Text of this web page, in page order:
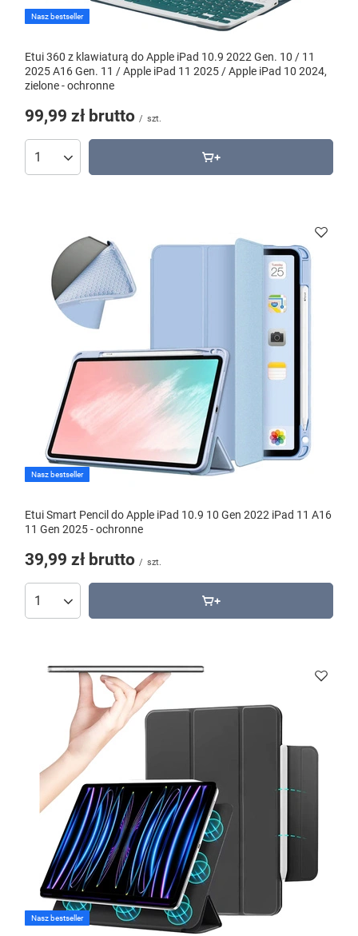
Nasz bestseller
Etui 360 z klawiaturą do Apple iPad 10.9 2022 Gen. 10 / 11
2025 A16 Gen. 11 / Apple iPad 11 2025 / Apple iPad 10 2024,
zielone - ochronne
99,99 zł brutto / szt.
Nasz bestseller
Etui Smart Pencil do Apple iPad 10.9 10 Gen 2022 iPad 11 A16
11 Gen 2025 - ochronne
39,99 zł brutto / szt.
Nasz bestseller